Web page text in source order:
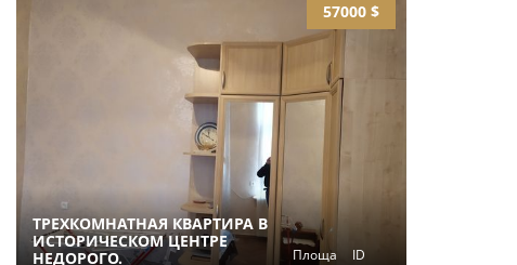
57000 $
ТРЕХКОМНАТНАЯ КВАРТИРА В
ИСТОРИЧЕСКОМ ЦЕНТРЕ
НЕДОРОГО.
Площа ID